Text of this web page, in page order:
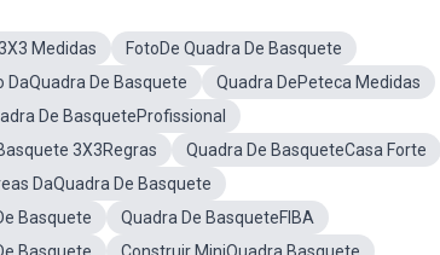
Medidas
FotoDe Quadra De Basquete
DaQuadra De Basquete
Quadra DePeteca Medidas
De BasqueteProfissional
3X3Regras
Quadra De BasqueteCasa Forte
DaQuadra De Basquete
Basquete
Quadra De BasqueteFIBA